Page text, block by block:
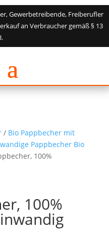
Gewerbetreibende, Freiberufler
an Verbraucher gemäß § 13
/ Bio Pappbecher mit
Pappbecher Bio
100%
100%